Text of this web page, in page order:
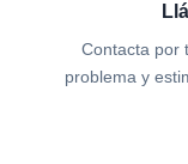
Contacta por
problema y